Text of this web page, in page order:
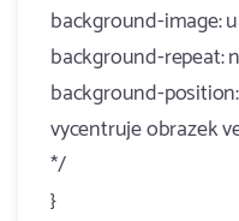
background-image:
background-repeat:
background-
vycentruje obrazek
*/
}